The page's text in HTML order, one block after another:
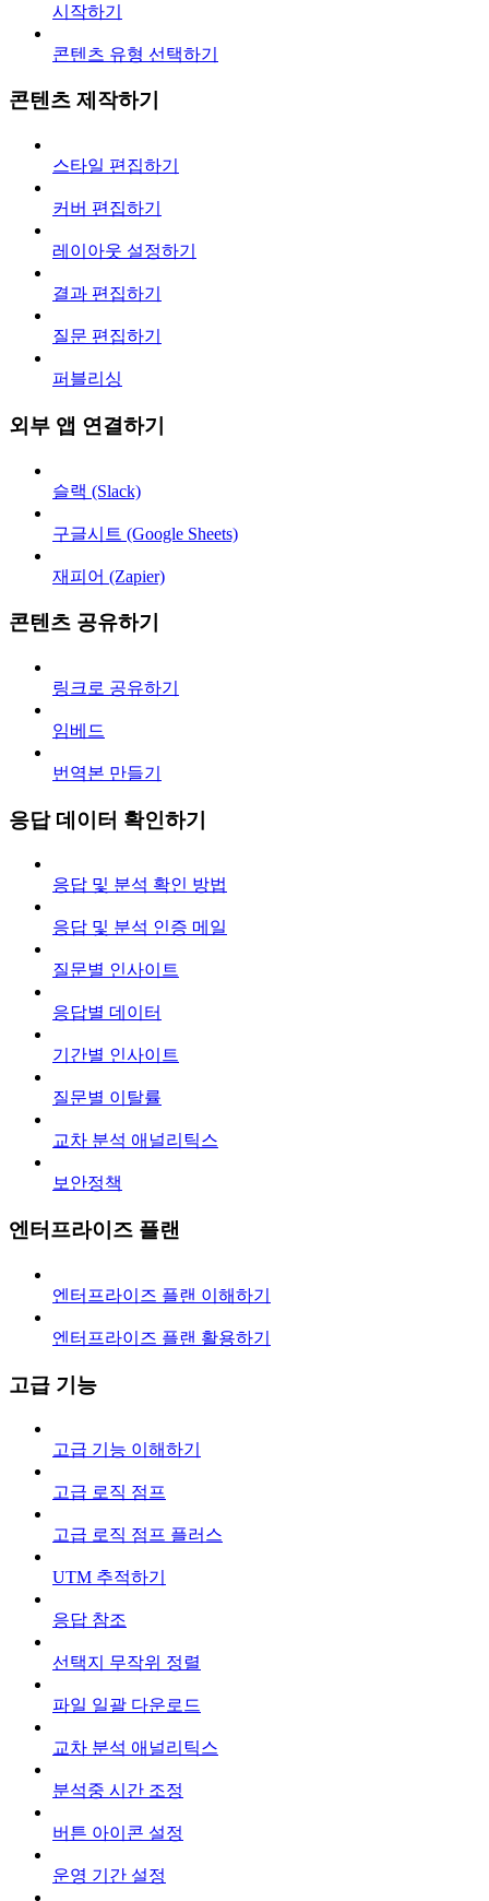
시작하기
콘텐츠 유형 선택하기
콘텐츠 제작하기
스타일 편집하기
커버 편집하기
레이아웃 설정하기
결과 편집하기
질문 편집하기
퍼블리싱
외부 앱 연결하기
슬랙 (Slack)
구글시트 (Google Sheets)
재피어 (Zapier)
콘텐츠 공유하기
링크로 공유하기
임베드
번역본 만들기
응답 데이터 확인하기
응답 및 분석 확인 방법
응답 및 분석 인증 메일
질문별 인사이트
응답별 데이터
기간별 인사이트
질문별 이탈률
교차 분석 애널리틱스
보안정책
엔터프라이즈 플랜
엔터프라이즈 플랜 이해하기
엔터프라이즈 플랜 활용하기
고급 기능
고급 기능 이해하기
고급 로직 점프
고급 로직 점프 플러스
UTM 추적하기
응답 참조
선택지 무작위 정렬
파일 일괄 다운로드
교차 분석 애널리틱스
분석중 시간 조정
버튼 아이콘 설정
운영 기간 설정